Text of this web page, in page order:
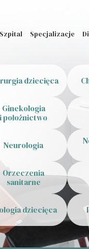
Szpital Specjalizacje
dziecięca
Ginekologia
i położnictwo
Neurologia
Orzeczenia
sanitarne
dziecięca